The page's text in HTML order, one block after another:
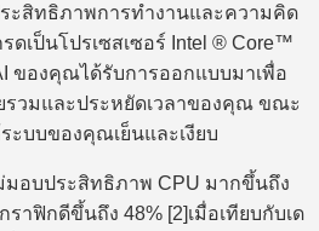
ะสิทธิภาพการทำงานและความคิด
ดเป็นโปรเซสเซอร์ Intel ® Core™
ของคุณได้รับการออกแบบมาเพื่อ
วมและประหยัดเวลาของคุณ ขณะ
ะบบของคุณเย็นและเงียบ
มอบประสิทธิภาพ CPU มากขึ้นถึง
าฟิกดีขึ้นถึง 48% [2]เมื่อเทียบกับเด